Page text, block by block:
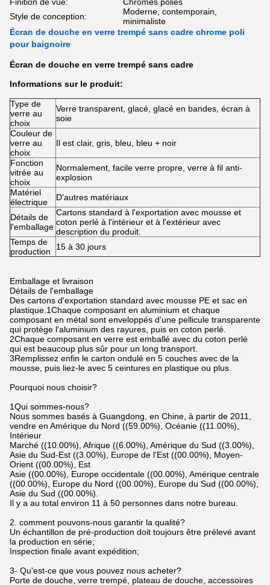
Style de conception:
Moderne, contemporain,
minimaliste
Écran de douche en verre trempé sans cadre chrome poli
pour baignoire
Écran de douche en verre trempé sans cadre
Informations sur le produit:
Type de
verre au
choix
Verre transparent, glacé, glacé en bandes, écran à
soie
Couleur de
verre au
choix
Il est clair, gris, bleu, bleu + noir
Fonction
vitrée au
choix
Normalement, facile verre propre, verre à fil anti-
explosion
Matériel
électrique
D'autres matériaux
Détails de
l'emballage
Cartons standard à l'exportation avec mousse et
coton perlé à l'intérieur et à l'extérieur avec
description du produit.
Temps de
production
15 à 30 jours
Emballage et livraison
Détails de l'emballage
Des cartons d'exportation standard avec mousse PE et sac en
plastique.1Chaque composant en aluminium et chaque
composant en métal sont enveloppés d'une pellicule transparente
qui protège l'aluminium des rayures, puis en coton perlé.
2Chaque composant en verre est emballé avec du coton perlé
qui est beaucoup plus sûr pour un long transport.
3Remplissez enfin le carton ondulé en 5 couches avec de la
mousse, puis liez-le avec 5 ceintures en plastique ou plus.
Pourquoi nous choisir?
1Qui sommes-nous?
Nous sommes basés à Guangdong, en Chine, à partir de 2011,
vendre en Amérique du Nord ((59.00%), Océanie ((11.00%),
Intérieur
Marché ((10.00%), Afrique ((6.00%), Amérique du Sud ((3.00%),
Asie du Sud-Est ((3.00%), Europe de l'Est ((00.00%), Moyen-
Orient ((00.00%), Est
Asie ((00.00%), Europe occidentale ((00.00%), Amérique centrale
((00.00%), Europe du Nord ((00.00%), Europe du Sud ((00.00%),
Asie du Sud ((00.00%).
Il y a au total environ 11 à 50 personnes dans notre bureau.
2. comment pouvons-nous garantir la qualité?
Un échantillon de pré-production doit toujours être prélevé avant
la production en série;
Inspection finale avant expédition;
3- Qu'est-ce que vous pouvez nous acheter?
Porte de douche, verre trempé, plateau de douche, accessoires